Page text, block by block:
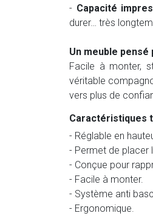
- Capacité
durer… très
Un meuble pensé
Facile à monter,
véritable
vers plus de
Caractéristiques
- Réglable en
- Permet de placer
- Conçue pour
- Facile à monter.
- Système anti
- Ergonomique.